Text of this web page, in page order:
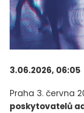
3.06.2026, 06:05
Praha 3. června
poskytovatelů